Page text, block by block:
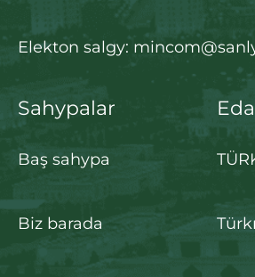
Elekton salgy:
Sahypalar
Baş sahypa
Biz barada